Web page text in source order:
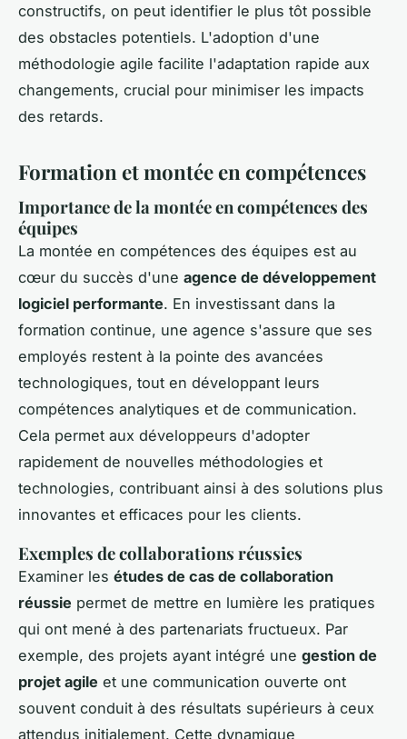
constructifs, on peut identifier le plus tôt possible
des obstacles potentiels. L'adoption d'une
méthodologie agile facilite l'adaptation rapide aux
changements, crucial pour minimiser les impacts
des retards.
Formation et montée en compétences
Importance de la montée en compétences des
équipes
La montée en compétences des équipes est au
cœur du succès d'une agence de développement
logiciel performante. En investissant dans la
formation continue, une agence s'assure que ses
employés restent à la pointe des avancées
technologiques, tout en développant leurs
compétences analytiques et de communication.
Cela permet aux développeurs d'adopter
rapidement de nouvelles méthodologies et
technologies, contribuant ainsi à des solutions plus
innovantes et efficaces pour les clients.
Exemples de collaborations réussies
Examiner les études de cas de collaboration
réussie permet de mettre en lumière les pratiques
qui ont mené à des partenariats fructueux. Par
exemple, des projets ayant intégré une gestion de
projet agile et une communication ouverte ont
souvent conduit à des résultats supérieurs à ceux
attendus initialement. Cette dynamique